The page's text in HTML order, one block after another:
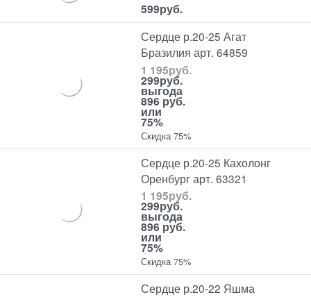
599руб.
Сердце р.20-25 Агат
Бразилия арт. 64859
1 195руб.
299руб.
выгода
896 руб.
или
75%
Скидка 75%
Сердце р.20-25 Кахолонг
Оренбург арт. 63321
1 195руб.
299руб.
выгода
896 руб.
или
75%
Скидка 75%
Сердце р.20-22 Яшма